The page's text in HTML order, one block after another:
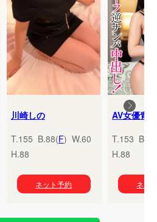
川崎しの
T.155 B.88(F) W.60
H.88
ネット予約
T.153
H.88
ネッ